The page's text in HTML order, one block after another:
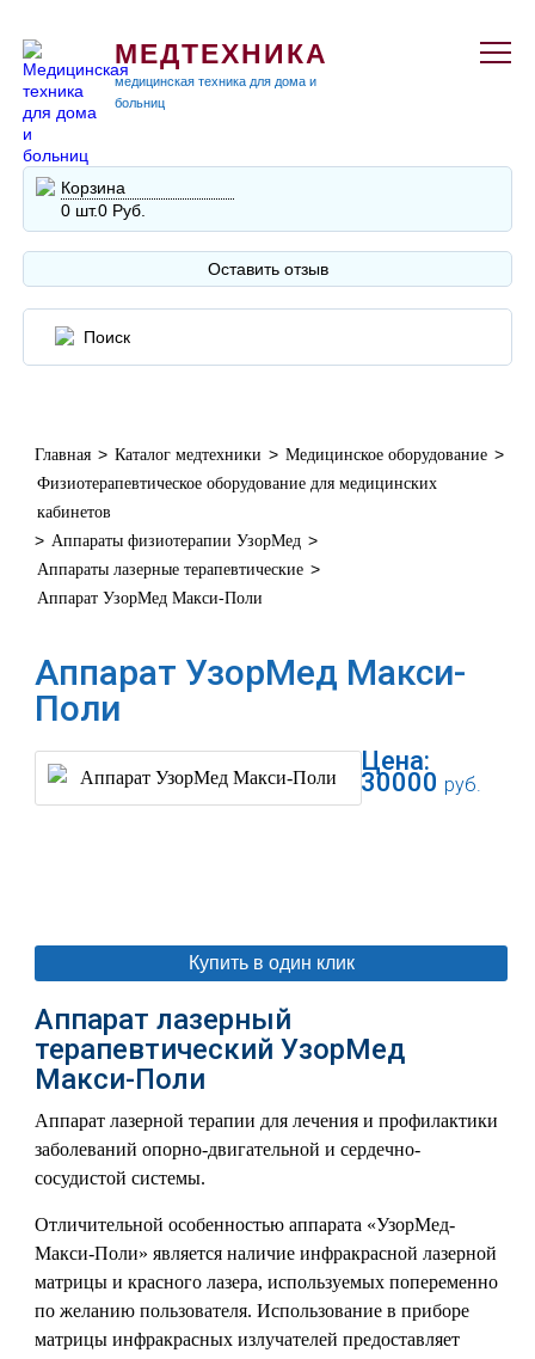
МЕДТЕХНИКА
медицинская техника для дома и
больниц
Корзина
0 шт.0 Руб.
Оставить отзыв
Главная > Каталог медтехники > Медицинское оборудование >
Физиотерапевтическое оборудование для медицинских
кабинетов
> Аппараты физиотерапии УзорМед >
Аппараты лазерные терапевтические >
Аппарат УзорМед Макси-Поли
Аппарат УзорМед Макси-
Поли
Цена:
30000 руб.
Купить в один клик
Аппарат лазерный
терапевтический УзорМед
Макси-Поли
Аппарат лазерной терапии для лечения и профилактики
заболеваний опорно-двигательной и сердечно-
сосудистой системы.
Отличительной особенностью аппарата «УзорМед-
Макси-Поли» является наличие инфракрасной лазерной
матрицы и красного лазера, используемых попеременно
по желанию пользователя. Использование в приборе
матрицы инфракрасных излучателей предоставляет